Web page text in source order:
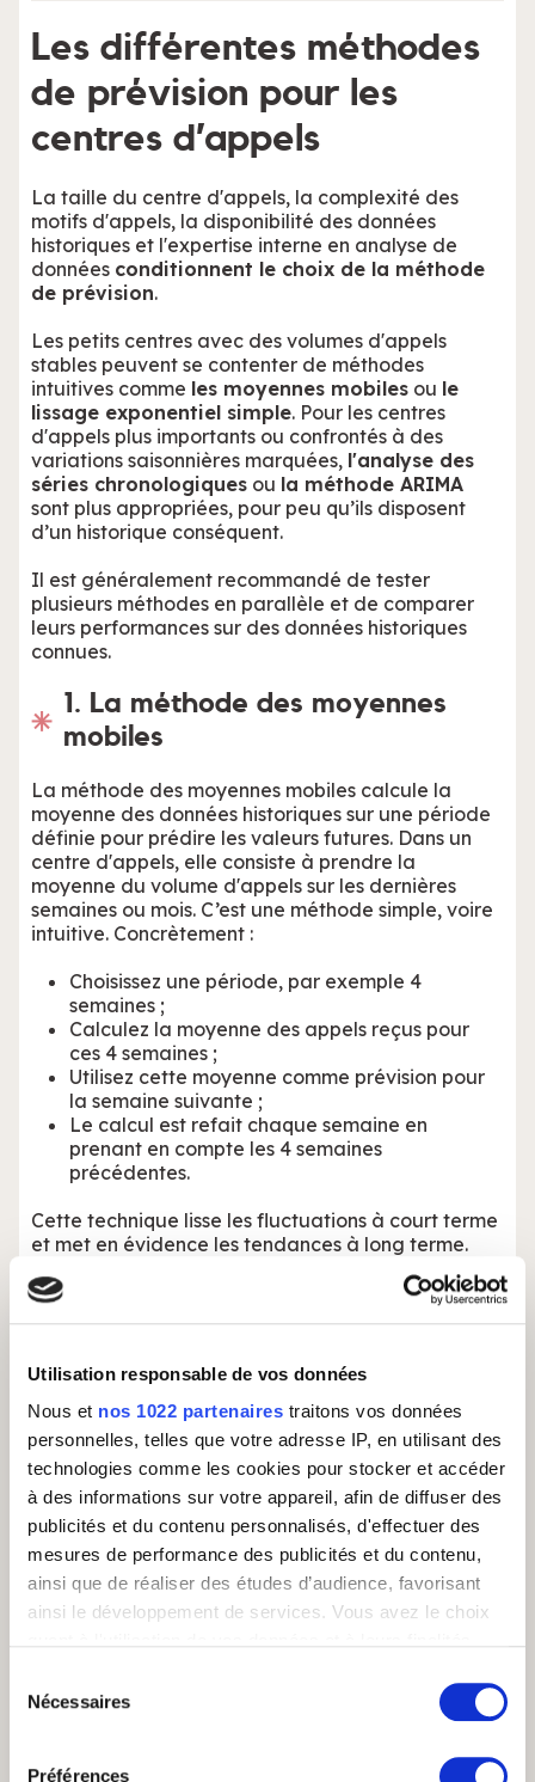
Utilisation responsable de vos données
Nous et nos 1022 partenaires traitons vos données
personnelles, telles que votre adresse IP, en utilisant des
technologies comme les cookies pour stocker et accéder
à des informations sur votre appareil, afin de diffuser des
publicités et du contenu personnalisés, d'effectuer des
mesures de performance des publicités et du contenu,
ainsi que de réaliser des études d’audience, favorisant
ainsi le développement de services. Vous avez le choix
tout moment en consultant la Déclaration relative aux
cookies ou en cliquant sur l'icône de confidentialité.
Nécessaires
Préférences
Les différentes méthodes
de prévision pour les
centres d’appels
La taille du centre d'appels, la complexité des
motifs d'appels, la disponibilité des données
historiques et l'expertise interne en analyse de
données conditionnent le choix de la méthode
de prévision.
Les petits centres avec des volumes d'appels
stables peuvent se contenter de méthodes
intuitives comme les moyennes mobiles ou le
lissage exponentiel simple. Pour les centres
d'appels plus importants ou confrontés à des
variations saisonnières marquées, l'analyse des
séries chronologiques ou la méthode ARIMA
sont plus appropriées, pour peu qu’ils disposent
d’un historique conséquent.
Il est généralement recommandé de tester
plusieurs méthodes en parallèle et de comparer
leurs performances sur des données historiques
connues.
1. La méthode des moyennes
mobiles
La méthode des moyennes mobiles calcule la
moyenne des données historiques sur une période
définie pour prédire les valeurs futures. Dans un
centre d'appels, elle consiste à prendre la
moyenne du volume d'appels sur les dernières
semaines ou mois. C’est une méthode simple, voire
intuitive. Concrètement :
Choisissez une période, par exemple 4
semaines ;
Calculez la moyenne des appels reçus pour
ces 4 semaines ;
Utilisez cette moyenne comme prévision pour
la semaine suivante ;
Le calcul est refait chaque semaine en
prenant en compte les 4 semaines
précédentes.
Cette technique lisse les fluctuations à court terme
et met en évidence les tendances à long terme.
Elle est particulièrement efficace pour les séries de
données stables sans forte saisonnalité.
Simple à comprendre et à mettre en œuvre ;
Efficace pour les tendances à long terme ;
Réduit l'impact des valeurs aberrantes.
Ses inconvénients :
Ne prend pas en compte la saisonnalité ;
Réagit lentement aux changements brusques ;
Le choix de la période de calcul influence
fortement les résultats.
leurs cycles d'activité. Une période trop courte
rendra la prévision sensible aux fluctuations, tandis
réactive aux changements les plus récents.